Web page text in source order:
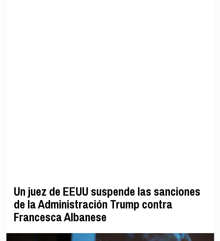
Un juez de EEUU suspende las sanciones
de la Administración Trump contra
Francesca Albanese